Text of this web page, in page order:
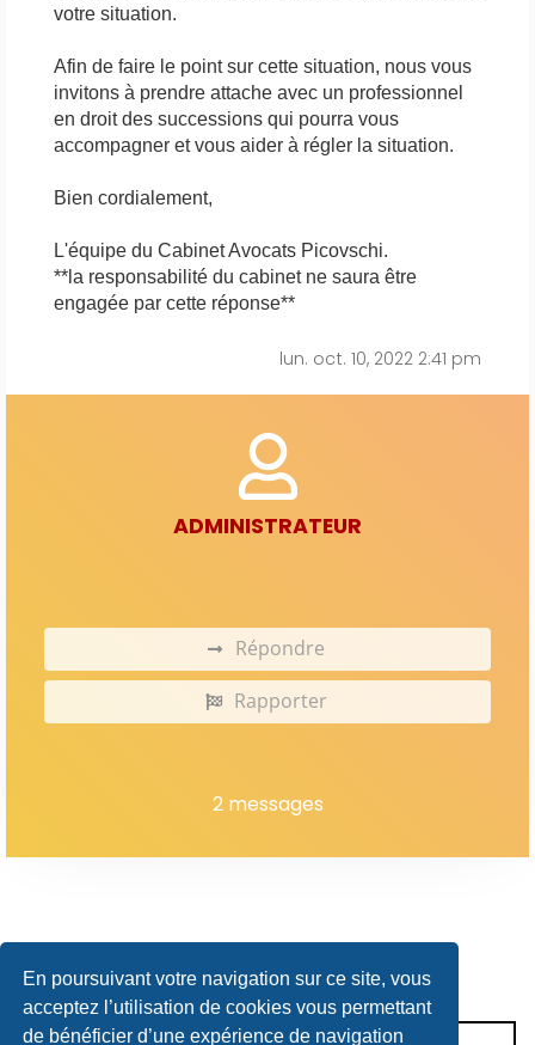
En poursuivant votre navigation sur ce site, vous
acceptez l’utilisation de cookies vous permettant
de bénéficier d’une expérience de navigation
votre situation.
Afin de faire le point sur cette situation, nous vous
invitons à prendre attache avec un professionnel
en droit des successions qui pourra vous
accompagner et vous aider à régler la situation.
Bien cordialement,
L'équipe du Cabinet Avocats Picovschi.
**la responsabilité du cabinet ne saura être
engagée par cette réponse**
lun. oct. 10, 2022 2:41 pm
ADMINISTRATEUR
Répondre
Rapporter
2 messages